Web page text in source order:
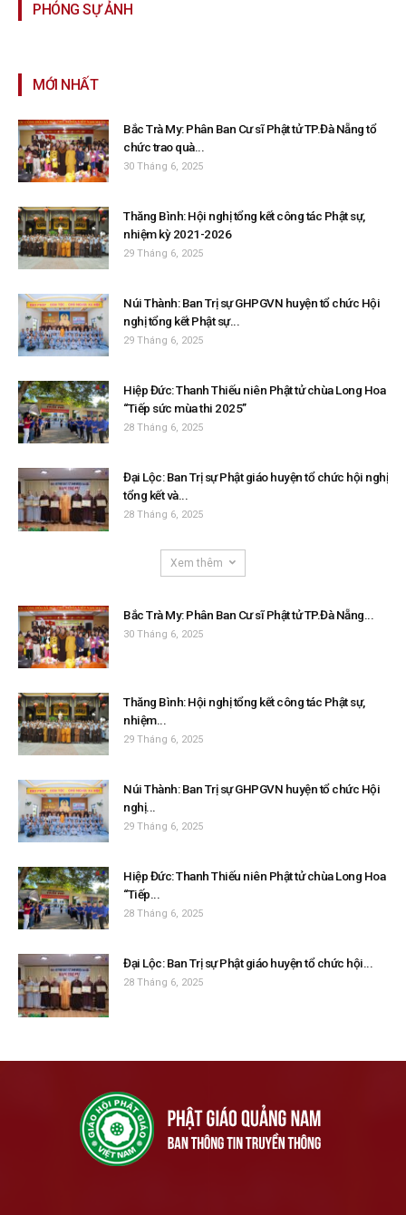
PHÓNG SỰ ẢNH
MỚI NHẤT
Bắc Trà My: Phân Ban Cư sĩ Phật tử TP.Đà Nẵng tổ
chức trao quà...
30 Tháng 6, 2025
Thăng Bình: Hội nghị tổng kết công tác Phật sự,
nhiệm kỳ 2021-2026
29 Tháng 6, 2025
Núi Thành: Ban Trị sự GHPGVN huyện tổ chức Hội
nghị tổng kết Phật sự...
29 Tháng 6, 2025
Hiệp Đức: Thanh Thiếu niên Phật tử chùa Long Hoa
“Tiếp sức mùa thi 2025”
28 Tháng 6, 2025
Đại Lộc: Ban Trị sự Phật giáo huyện tổ chức hội nghị
tổng kết và...
28 Tháng 6, 2025
Xem thêm
Bắc Trà My: Phân Ban Cư sĩ Phật tử TP.Đà Nẵng...
30 Tháng 6, 2025
Thăng Bình: Hội nghị tổng kết công tác Phật sự,
nhiệm...
29 Tháng 6, 2025
Núi Thành: Ban Trị sự GHPGVN huyện tổ chức Hội
nghị...
29 Tháng 6, 2025
Hiệp Đức: Thanh Thiếu niên Phật tử chùa Long Hoa
“Tiếp...
28 Tháng 6, 2025
Đại Lộc: Ban Trị sự Phật giáo huyện tổ chức hội...
28 Tháng 6, 2025